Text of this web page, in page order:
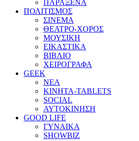
ΠΑΡΑΞΕΝΑ
ΠΟΛΙΤΙΣΜΟΣ
ΣΙΝΕΜΑ
ΘΕΑΤΡΟ-ΧΟΡΟΣ
ΜΟΥΣΙΚΗ
ΕΙΚΑΣΤΙΚΑ
ΒΙΒΛΙΟ
ΧΕΙΡΟΓΡΑΦΑ
GEEK
ΝΕΑ
ΚΙΝΗΤΑ-TABLETS
SOCIAL
ΑΥΤΟΚΙΝΗΣΗ
GOOD LIFE
ΓΥΝΑΙΚΑ
SHOWBIZ